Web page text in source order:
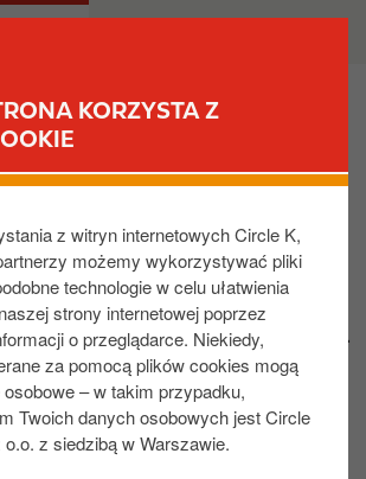
KORZYSTA Z
z witryn internetowych Circle K,
możemy wykorzystywać pliki
technologie w celu ułatwienia
strony internetowej poprzez
o przeglądarce. Niekiedy,
za pomocą plików cookies mogą
– w takim przypadku,
Twoich danych osobowych jest Circle
z siedzibą w Warszawie.
WARSZAWA
228,Warszawa,02-495 PL